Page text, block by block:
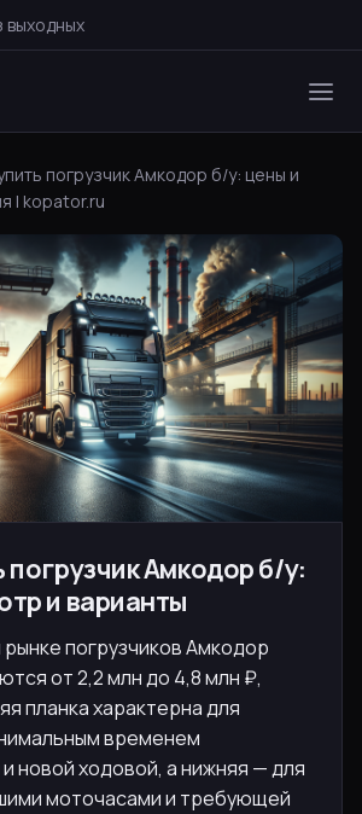
погрузчик Амкодор б/у: цены и
| kopator.ru
погрузчик Амкодор б/у:
и варианты
погрузчиков Амкодор
от 2,2 млн до 4,8 млн ₽,
планка характерна для
временем
новой ходовой, а нижняя — для
моточасами и требующей